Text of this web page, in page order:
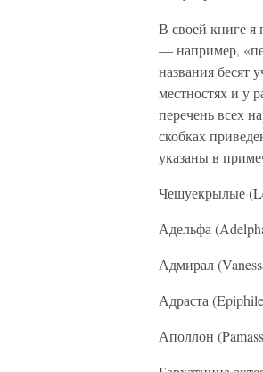
В своей книге я
— например,
названия бесят
местностях и у
перечень всех
скобках
указаны в
Чешуекрылые
Адельфа
Адмирал
Адраста
Аполлон